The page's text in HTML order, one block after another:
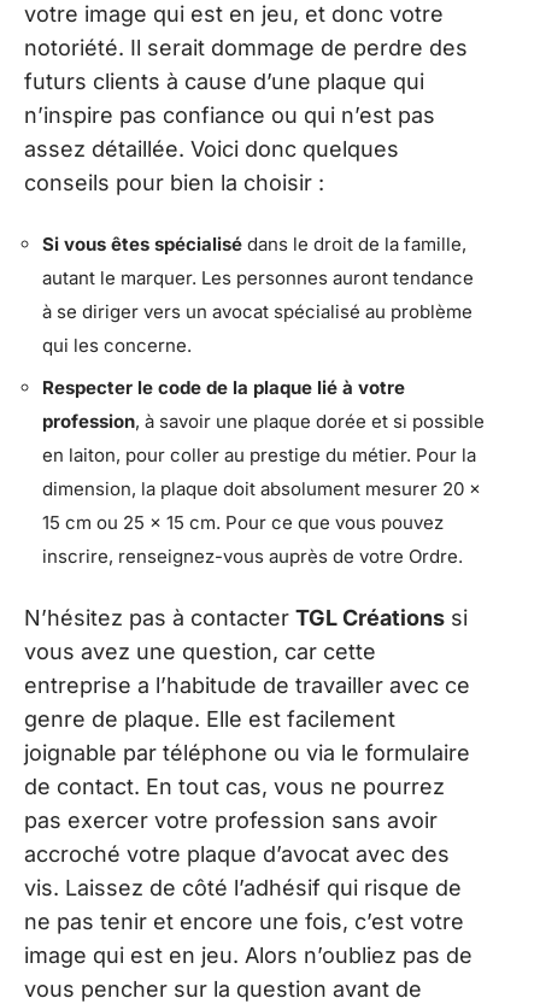
votre image qui est en jeu, et donc votre
notoriété. Il serait dommage de perdre des
futurs clients à cause d’une plaque qui
n’inspire pas confiance ou qui n’est pas
assez détaillée. Voici donc quelques
conseils pour bien la choisir :
Si vous êtes spécialisé dans le droit de la famille,
autant le marquer. Les personnes auront tendance
à se diriger vers un avocat spécialisé au problème
qui les concerne.
Respecter le code de la plaque lié à votre
profession, à savoir une plaque dorée et si possible
en laiton, pour coller au prestige du métier. Pour la
dimension, la plaque doit absolument mesurer 20 ×
15 cm ou 25 × 15 cm. Pour ce que vous pouvez
inscrire, renseignez-vous auprès de votre Ordre.
N’hésitez pas à contacter TGL Créations si
vous avez une question, car cette
entreprise a l’habitude de travailler avec ce
genre de plaque. Elle est facilement
joignable par téléphone ou via le formulaire
de contact. En tout cas, vous ne pourrez
pas exercer votre profession sans avoir
accroché votre plaque d’avocat avec des
vis. Laissez de côté l’adhésif qui risque de
ne pas tenir et encore une fois, c’est votre
image qui est en jeu. Alors n’oubliez pas de
vous pencher sur la question avant de